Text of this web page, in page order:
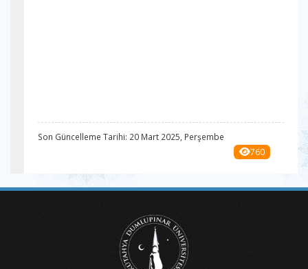
Son Güncelleme Tarihi: 20 Mart 2025, Perşembe
760